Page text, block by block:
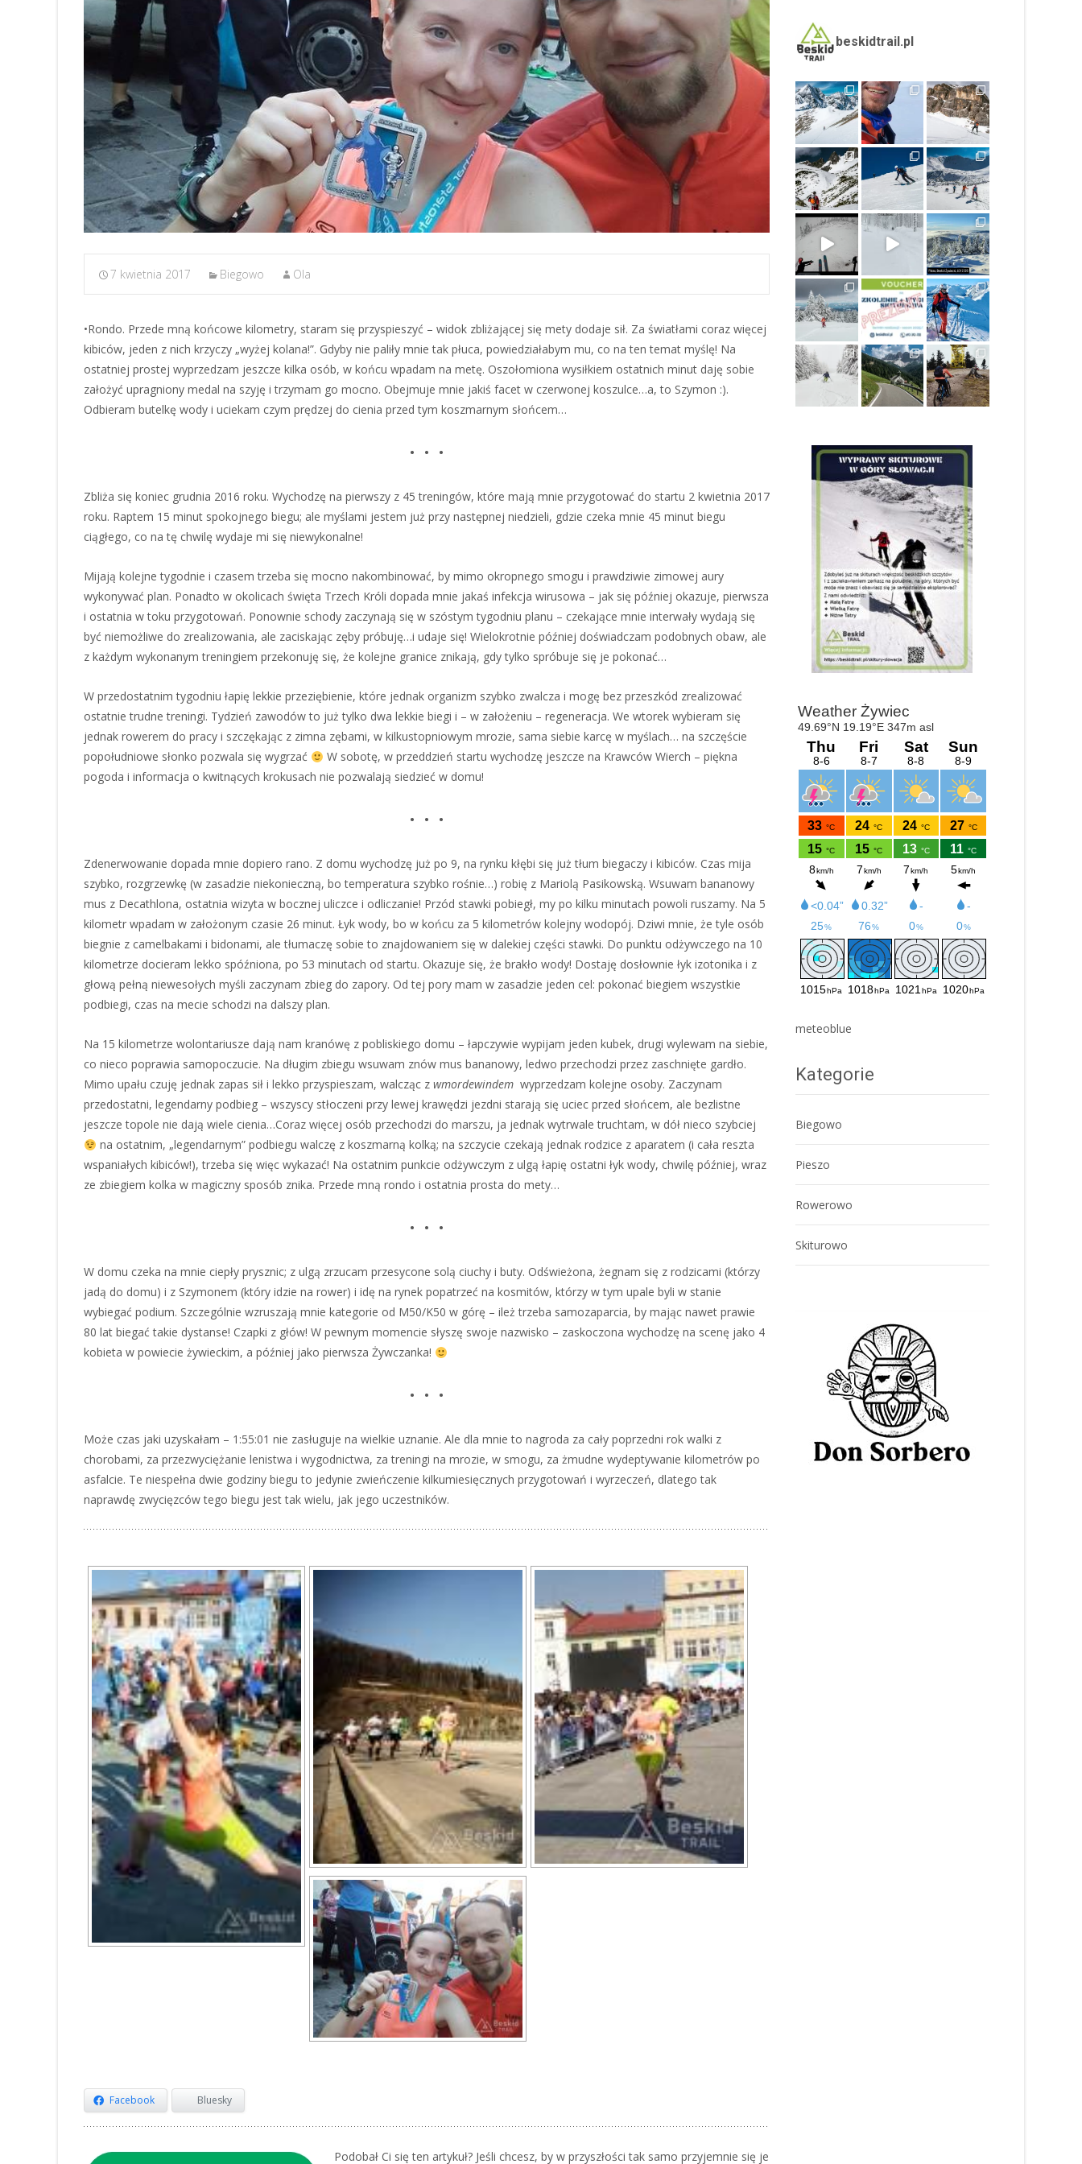
7 kwietnia 2017 Biegowo Ola
•Rondo. Przede mną końcowe kilometry, staram się przyspieszyć – widok zbliżającej się mety dodaje sił. Za światłami coraz więcej
kibiców, jeden z nich krzyczy „wyżej kolana!”. Gdyby nie paliły mnie tak płuca, powiedziałabym mu, co na ten temat myślę! Na
ostatniej prostej wyprzedzam jeszcze kilka osób, w końcu wpadam na metę. Oszołomiona wysiłkiem ostatnich minut daję sobie
założyć upragniony medal na szyję i trzymam go mocno. Obejmuje mnie jakiś facet w czerwonej koszulce…a, to Szymon :).
Odbieram butelkę wody i uciekam czym prędzej do cienia przed tym koszmarnym słońcem…
• • •
Zbliża się koniec grudnia 2016 roku. Wychodzę na pierwszy z 45 treningów, które mają mnie przygotować do startu 2 kwietnia 2017
roku. Raptem 15 minut spokojnego biegu; ale myślami jestem już przy następnej niedzieli, gdzie czeka mnie 45 minut biegu
ciągłego, co na tę chwilę wydaje mi się niewykonalne!
Mijają kolejne tygodnie i czasem trzeba się mocno nakombinować, by mimo okropnego smogu i prawdziwie zimowej aury
wykonywać plan. Ponadto w okolicach święta Trzech Króli dopada mnie jakaś infekcja wirusowa – jak się później okazuje, pierwsza
i ostatnia w toku przygotowań. Ponownie schody zaczynają się w szóstym tygodniu planu – czekające mnie interwały wydają się
być niemożliwe do zrealizowania, ale zaciskając zęby próbuję…i udaje się! Wielokrotnie później doświadczam podobnych obaw, ale
z każdym wykonanym treningiem przekonuję się, że kolejne granice znikają, gdy tylko spróbuje się je pokonać…
W przedostatnim tygodniu łapię lekkie przeziębienie, które jednak organizm szybko zwalcza i mogę bez przeszkód zrealizować
ostatnie trudne treningi. Tydzień zawodów to już tylko dwa lekkie biegi i – w założeniu – regeneracja. We wtorek wybieram się
jednak rowerem do pracy i szczękając z zimna zębami, w kilkustopniowym mrozie, sama siebie karcę w myślach… na szczęście
popołudniowe słonko pozwala się wygrzać
W sobotę, w przeddzień startu wychodzę jeszcze na Krawców Wierch – piękna
pogoda i informacja o kwitnących krokusach nie pozwalają siedzieć w domu!
• • •
Zdenerwowanie dopada mnie dopiero rano. Z domu wychodzę już po 9, na rynku kłębi się już tłum biegaczy i kibiców. Czas mija
szybko, rozgrzewkę (w zasadzie niekonieczną, bo temperatura szybko rośnie…) robię z Mariolą Pasikowską. Wsuwam bananowy
mus z Decathlona, ostatnia wizyta w bocznej uliczce i odliczanie! Przód stawki pobiegł, my po kilku minutach powoli ruszamy. Na 5
kilometr wpadam w założonym czasie 26 minut. Łyk wody, bo w końcu za 5 kilometrów kolejny wodopój. Dziwi mnie, że tyle osób
biegnie z camelbakami i bidonami, ale tłumaczę sobie to znajdowaniem się w dalekiej części stawki. Do punktu odżywczego na 10
kilometrze docieram lekko spóźniona, po 53 minutach od startu. Okazuje się, że brakło wody! Dostaję dosłownie łyk izotonika i z
głową pełną niewesołych myśli zaczynam zbieg do zapory. Od tej pory mam w zasadzie jeden cel: pokonać biegiem wszystkie
podbiegi, czas na mecie schodzi na dalszy plan.
Na 15 kilometrze wolontariusze dają nam kranówę z pobliskiego domu – łapczywie wypijam jeden kubek, drugi wylewam na siebie,
co nieco poprawia samopoczucie. Na długim zbiegu wsuwam znów mus bananowy, ledwo przechodzi przez zaschnięte gardło.
Mimo upału czuję jednak zapas sił i lekko przyspieszam, walcząc z wmordewindem wyprzedzam kolejne osoby. Zaczynam
przedostatni, legendarny podbieg – wszyscy stłoczeni przy lewej krawędzi jezdni starają się uciec przed słońcem, ale bezlistne
jeszcze topole nie dają wiele cienia…Coraz więcej osób przechodzi do marszu, ja jednak wytrwale truchtam, w dół nieco szybciej
na ostatnim, „legendarnym” podbiegu walczę z koszmarną kolką; na szczycie czekają jednak rodzice z aparatem (i cała reszta
wspaniałych kibiców!), trzeba się więc wykazać! Na ostatnim punkcie odżywczym z ulgą łapię ostatni łyk wody, chwilę później, wraz
ze zbiegiem kolka w magiczny sposób znika. Przede mną rondo i ostatnia prosta do mety…
• • •
W domu czeka na mnie ciepły prysznic; z ulgą zrzucam przesycone solą ciuchy i buty. Odświeżona, żegnam się z rodzicami (którzy
jadą do domu) i z Szymonem (który idzie na rower) i idę na rynek popatrzeć na kosmitów, którzy w tym upale byli w stanie
wybiegać podium. Szczególnie wzruszają mnie kategorie od M50/K50 w górę – ileż trzeba samozaparcia, by mając nawet prawie
80 lat biegać takie dystanse! Czapki z głów! W pewnym momencie słyszę swoje nazwisko – zaskoczona wychodzę na scenę jako 4
kobieta w powiecie żywieckim, a później jako pierwsza Żywczanka!
• • •
Może czas jaki uzyskałam – 1:55:01 nie zasługuje na wielkie uznanie. Ale dla mnie to nagroda za cały poprzedni rok walki z
chorobami, za przezwyciężanie lenistwa i wygodnictwa, za treningi na mrozie, w smogu, za żmudne wydeptywanie kilometrów po
asfalcie. Te niespełna dwie godziny biegu to jedynie zwieńczenie kilkumiesięcznych przygotowań i wyrzeczeń, dlatego tak
naprawdę zwycięzców tego biegu jest tak wielu, jak jego uczestników.
Facebook Bluesky
Podobał Ci się ten artykuł? Jeśli chcesz, by w przyszłości tak samo przyjemnie się je
beskidtrail.pl
meteoblue
Kategorie
Biegowo
Pieszo
Rowerowo
Skiturowo